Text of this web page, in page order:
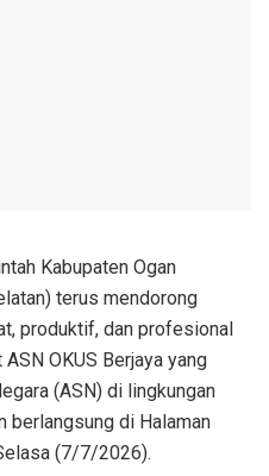
Kabupaten Ogan
terus mendorong
produktif, dan profesional
OKUS Berjaya yang
(ASN) di lingkungan
berlangsung di Halaman
(7/7/2026).